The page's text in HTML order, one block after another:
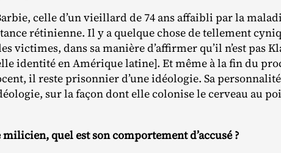
celle d’un vieillard de 74 ans affaibli par la
rétinienne. Il y a quelque chose de tellement
victimes, dans sa manière d’affirmer qu’il n’est pas
identité en Amérique latine]. Et même à la fin du
il reste prisonnier d’une idéologie. Sa
sur la façon dont elle colonise le cerveau au
quel est son comportement d’accusé ?